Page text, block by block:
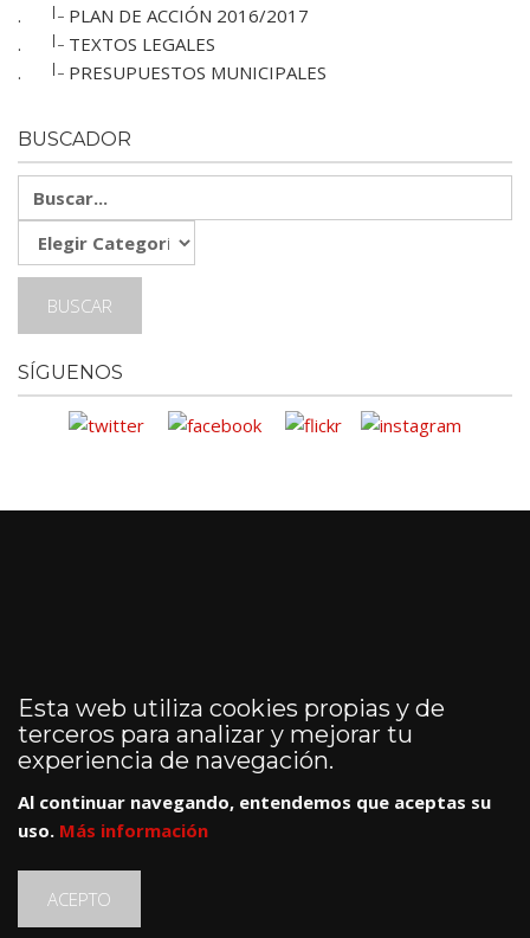
.
|_
PLAN DE ACCIÓN 2016/2017
.
|_
TEXTOS LEGALES
.
|_ PRESUPUESTOS MUNICIPALES
BUSCADOR
SÍGUENOS
Esta web utiliza cookies propias y de
terceros para analizar y mejorar tu
experiencia de navegación.
Al continuar navegando, entendemos que aceptas su
uso. Más información
ACEPTO